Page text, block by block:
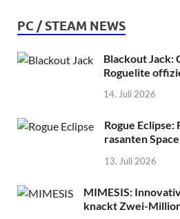
PC / STEAM NEWS
Blackout Jack:
Roguelite
14. Juli 2026
Rogue
rasanten
13. Juli 2026
MIMESIS:
knackt Zwei-